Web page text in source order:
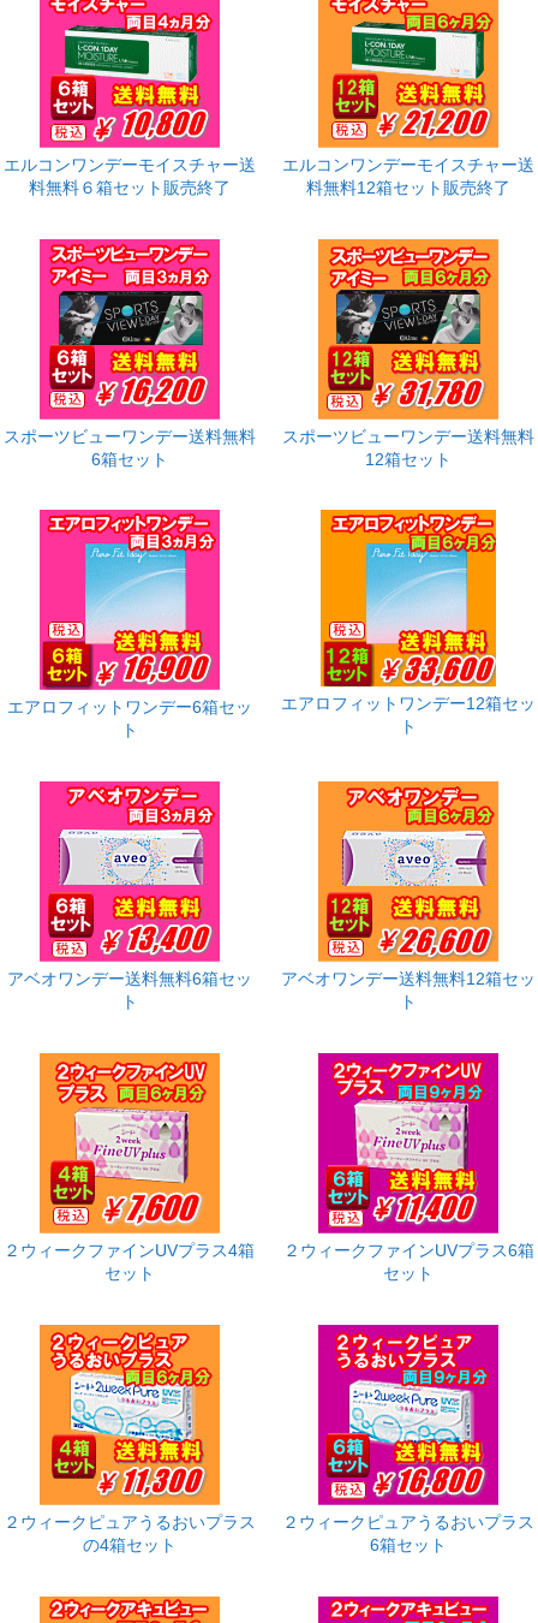
エルコンワンデーモイスチャー送
料無料６箱セット販売終了
エルコンワンデーモイスチャー送
料無料12箱セット販売終了
スポーツビューワンデー送料無料
6箱セット
スポーツビューワンデー送料無料
12箱セット
エアロフィットワンデー6箱セッ
ト
エアロフィットワンデー12箱セッ
ト
アベオワンデー送料無料6箱セッ
ト
アベオワンデー送料無料12箱セッ
ト
２ウィークファインUVプラス4箱
セット
２ウィークファインUVプラス6箱
セット
２ウィークピュアうるおいプラス
の4箱セット
２ウィークピュアうるおいプラス
6箱セット